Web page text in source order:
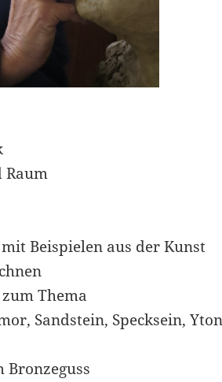
Beispielen aus der Kunst
Thema
Sandstein, Specksein,
Bronzeguss